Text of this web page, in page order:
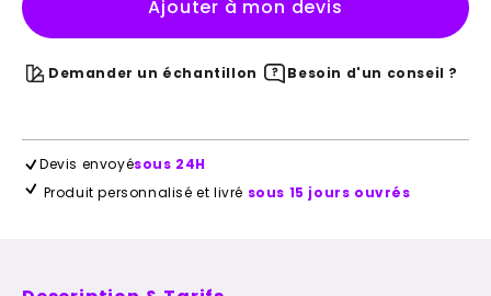
Ajouter à mon devis
Demander un échantillon Besoin d'un conseil ?
Devis envoyésous 24H
Produit personnalisé et livré sous 15 jours ouvrés